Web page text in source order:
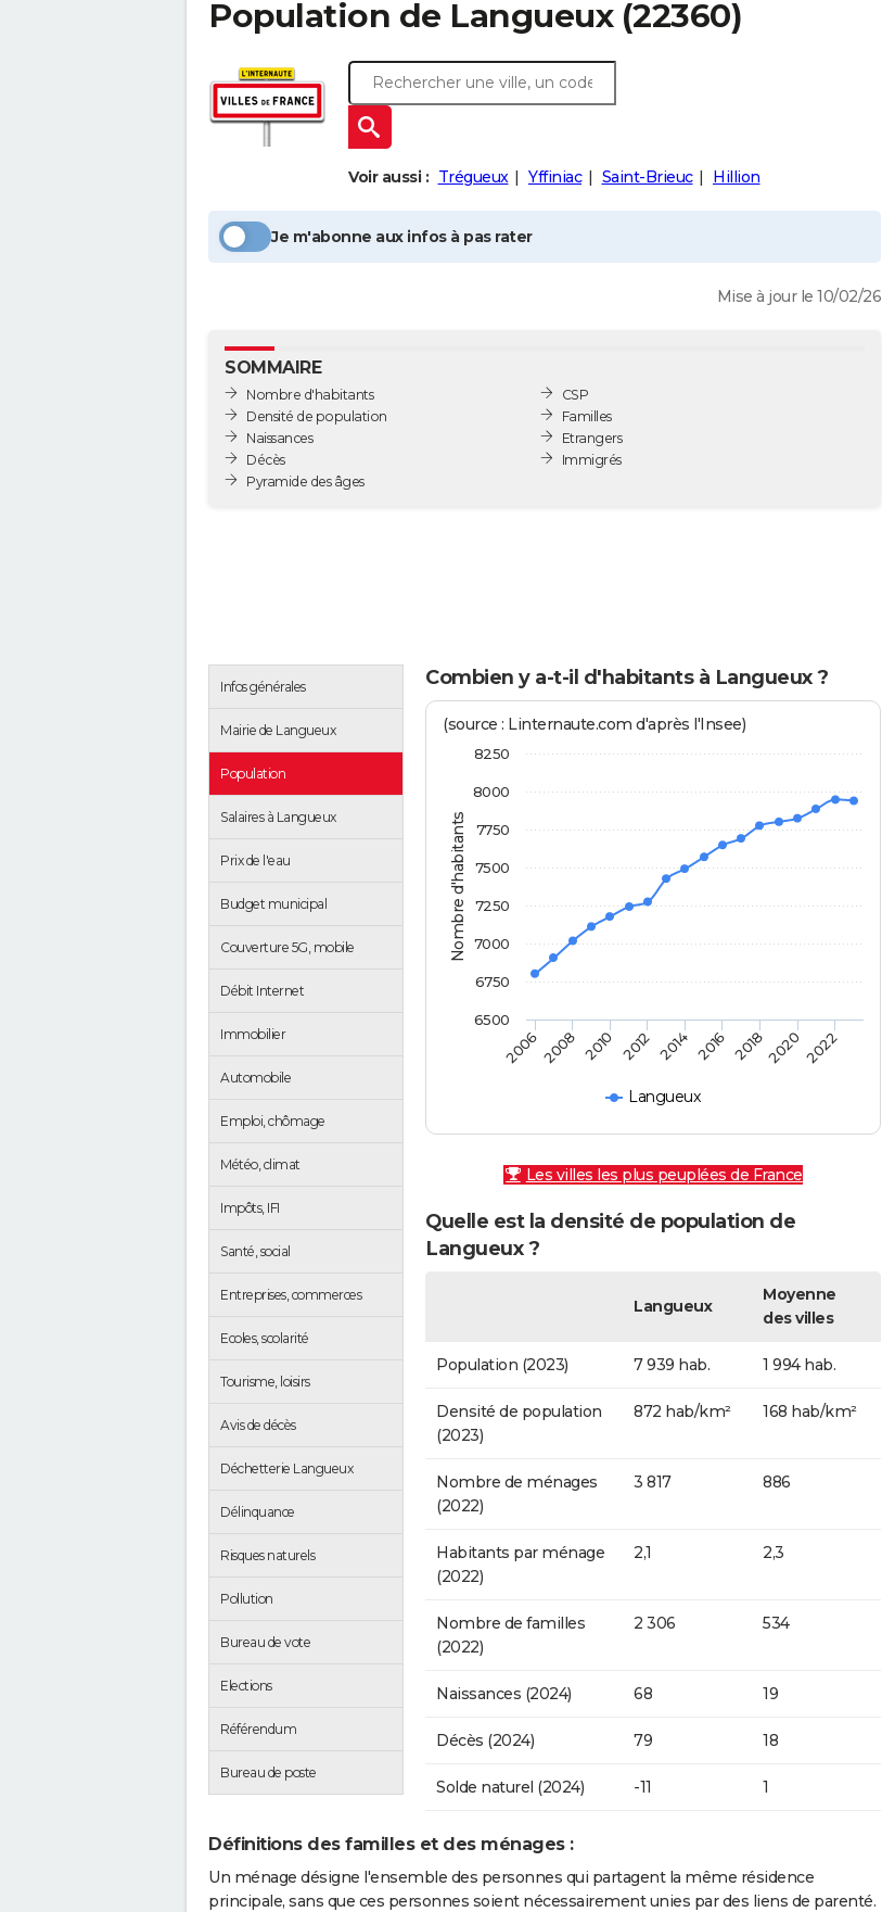
Population de Langueux(22360)
Voir aussi : Trégueux Yffiniac Saint-Brieuc Hillion
Je m'abonne aux infos à pas rater
Mise à jour le 10/02/26
SOMMAIRE
Nombre d'habitants
Densité de population
Naissances
Décès
Pyramide des âges
CSP
Familles
Etrangers
Immigrés
Infos générales
Mairie de Langueux
Population
Salaires à Langueux
Prix de l'eau
Budget municipal
Couverture 5G, mobile
Débit Internet
Immobilier
Automobile
Emploi, chômage
Météo, climat
Impôts, IFI
Santé, social
Entreprises, commerces
Ecoles, scolarité
Tourisme, loisirs
Avis de décès
Déchetterie Langueux
Délinquance
Risques naturels
Pollution
Bureau de vote
Elections
Référendum
Bureau de poste
Combien y a-t-il d'habitants à Langueux ?
Nombre d'habitants
(source : Linternaute.com d'après l'Insee)
Langueux
20062008 2010 2012 2014 2016 201820202022
6500
6750
7000
7250
7500
7750
8000
8250
Les villes les plus peuplées de France
Quelle est la densité de population de
Langueux ?
Langueux
Moyenne
des villes
Population (2023) 7 939 hab. 1 994 hab.
Densité de population
(2023)
872 hab/km² 168 hab/km²
Nombre de ménages
(2022)
3 817 886
Habitants par ménage
(2022)
2,1 2,3
Nombre de familles
(2022)
2 306 534
Naissances (2024) 68 19
Décès (2024) 79 18
Solde naturel (2024) -11 1
Définitions des familles et des ménages :
Un ménage désigne l'ensemble des personnes qui partagent la même résidence
principale, sans que ces personnes soient nécessairement unies par des liens de parenté.